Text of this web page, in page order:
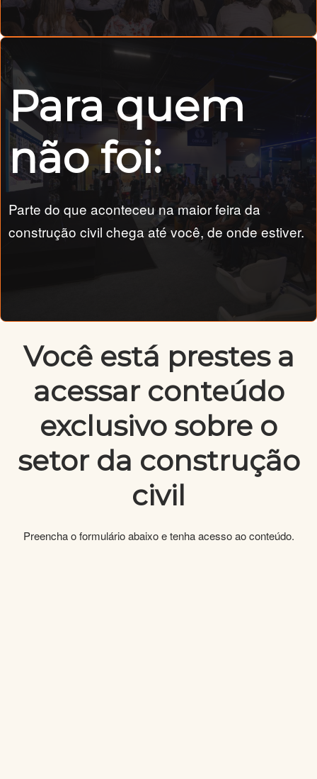
Para quem
não foi:
Parte do que aconteceu na maior feira da
construção civil chega até você, de onde estiver.
Você está prestes a
acessar conteúdo
exclusivo sobre o
setor da construção
civil
Preencha o formulário abaixo e tenha acesso ao conteúdo.